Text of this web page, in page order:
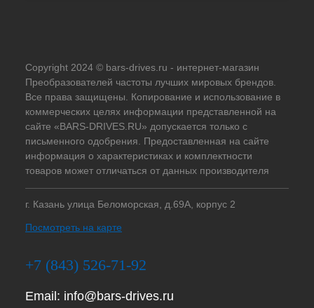
Copyright 2024 © bars-drives.ru - интернет-магазин
Преобразователей частоты лучших мировых брендов.
Все права защищены. Копирование и использование в
коммерческих целях информации представленной на
сайте «BARS-DRIVES.RU» допускается только с
письменного одобрения. Предоставленная на сайте
информация о характеристиках и комплектности
товаров может отличаться от данных производителя
г. Казань улица Беломорская, д.69А, корпус 2
Посмотреть на карте
+7 (843) 526-71-92
Email: info@bars-drives.ru